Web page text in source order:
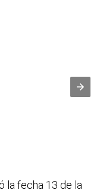
la fecha 13 de la